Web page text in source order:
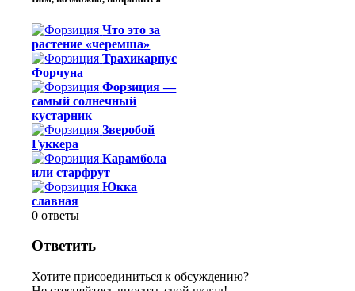
Что это за
растение «черемша»
Трахикарпус
Форчуна
Форзиция —
самый солнечный
кустарник
Зверобой
Гуккера
Карамбола
или старфрут
Юкка
славная
0 ответы
Ответить
Хотите присоединиться к обсуждению?